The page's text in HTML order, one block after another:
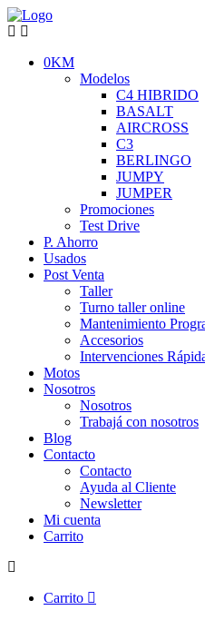
0KM
Modelos
C4 HIBRIDO
BASALT
AIRCROSS
C3
BERLINGO
JUMPY
JUMPER
Promociones
Test Drive
P. Ahorro
Usados
Post Venta
Taller
Turno taller online
Mantenimiento
Accesorios
Intervenciones
Motos
Nosotros
Nosotros
Trabajá con nosotros
Blog
Contacto
Contacto
Ayuda al Cliente
Newsletter
Mi cuenta
Carrito
Carrito